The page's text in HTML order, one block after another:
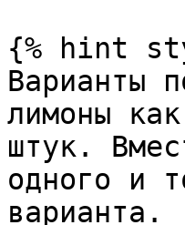
{% hint
Варианты
лимоны
штук.
одного и
варианта.